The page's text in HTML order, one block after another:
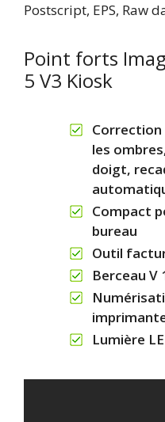
Postscript, EPS, Raw
Point forts
5 V3 Kiosk
Correction
les
doigt,
Compact
bureau
Outil
Berceau V
Lumière